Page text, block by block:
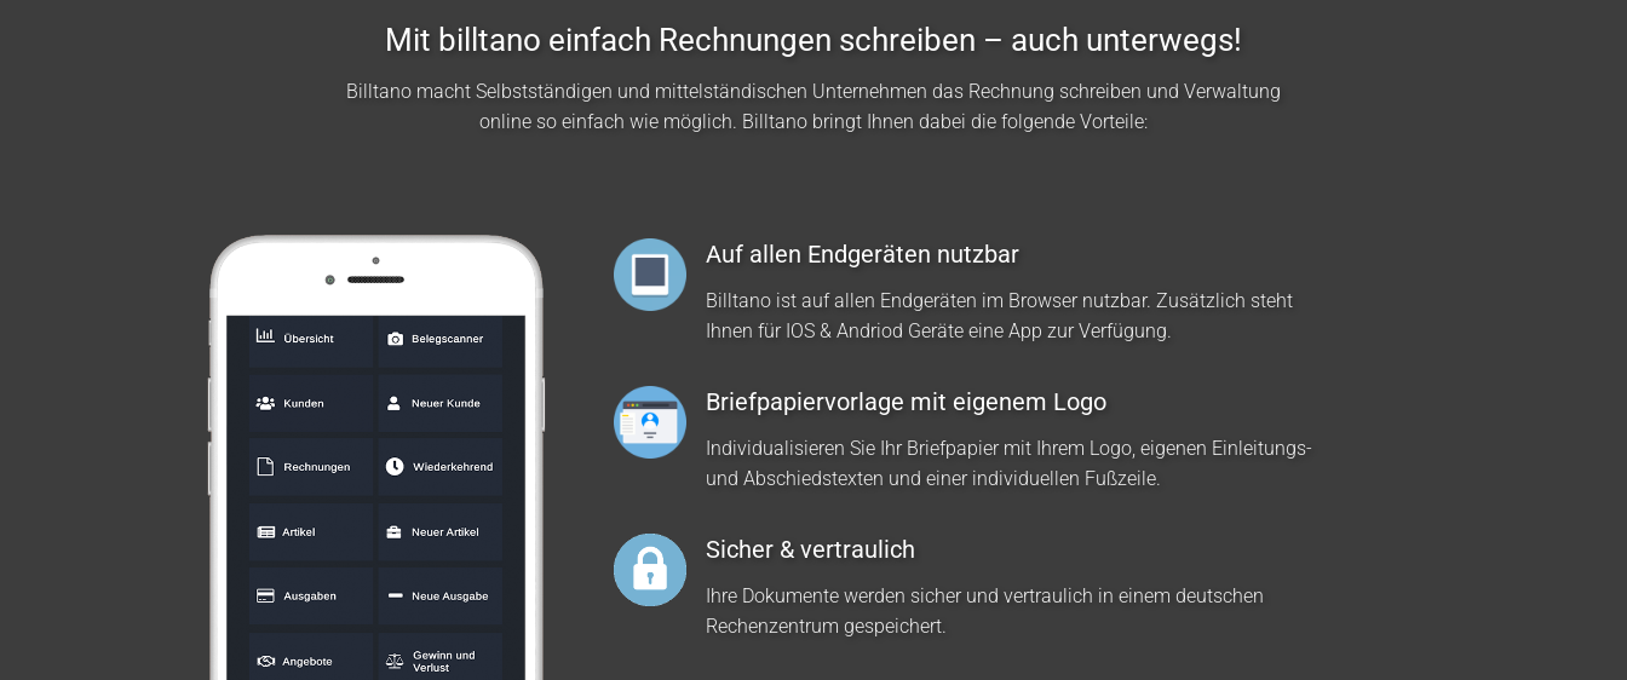
Mit billtano einfach Rechnungen schreiben – auch unterwegs!
Billtano macht Selbstständigen und mittelständischen Unternehmen das Rechnung schreiben und Verwaltung
online so einfach wie möglich. Billtano bringt Ihnen dabei die folgende Vorteile:
Auf allen Endgeräten nutzbar
Billtano ist auf allen Endgeräten im Browser nutzbar. Zusätzlich steht
Ihnen für IOS & Andriod Geräte eine App zur Verfügung.
Briefpapiervorlage mit eigenem Logo
Individualisieren Sie Ihr Briefpapier mit Ihrem Logo, eigenen Einleitungs-
und Abschiedstexten und einer individuellen Fußzeile.
Sicher & vertraulich
Ihre Dokumente werden sicher und vertraulich in einem deutschen
Rechenzentrum gespeichert.